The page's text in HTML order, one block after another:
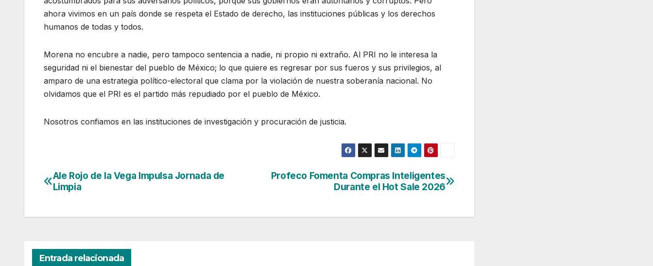
ahora vivimos en un país donde se respeta el Estado de derecho, las instituciones públicas y los derechos
humanos de todas y todos.
Morena no encubre a nadie, pero tampoco sentencia a nadie, ni propio ni extraño. Al PRI no le interesa la
seguridad ni el bienestar del pueblo de México; lo que quiere es regresar por sus fueros y sus privilegios, al
amparo de una estrategia político-electoral que clama por la violación de nuestra soberanía nacional. No
olvidamos que el PRI es el partido más repudiado por el pueblo de México.
Nosotros confiamos en las instituciones de investigación y procuración de justicia.
Navegación
entradas
Profeco Fomenta Compras Inteligentes
Durante el Hot Sale 2026
Ale Rojo de la Vega Impulsa Jornada de
Limpia
Entrada relacionada